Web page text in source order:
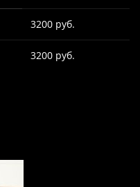
3200 руб.
3200 руб.